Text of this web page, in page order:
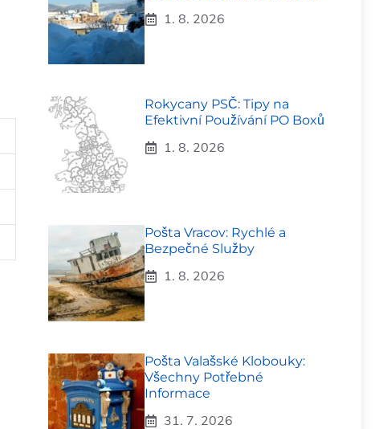
1. 8. 2026
Rokycany PSČ: Tipy na
Efektivní Používání PO Boxů
1. 8. 2026
Pošta Vracov: Rychlé a
Bezpečné Služby
1. 8. 2026
Pošta Valašské Klobouky:
Všechny Potřebné
Informace
31. 7. 2026